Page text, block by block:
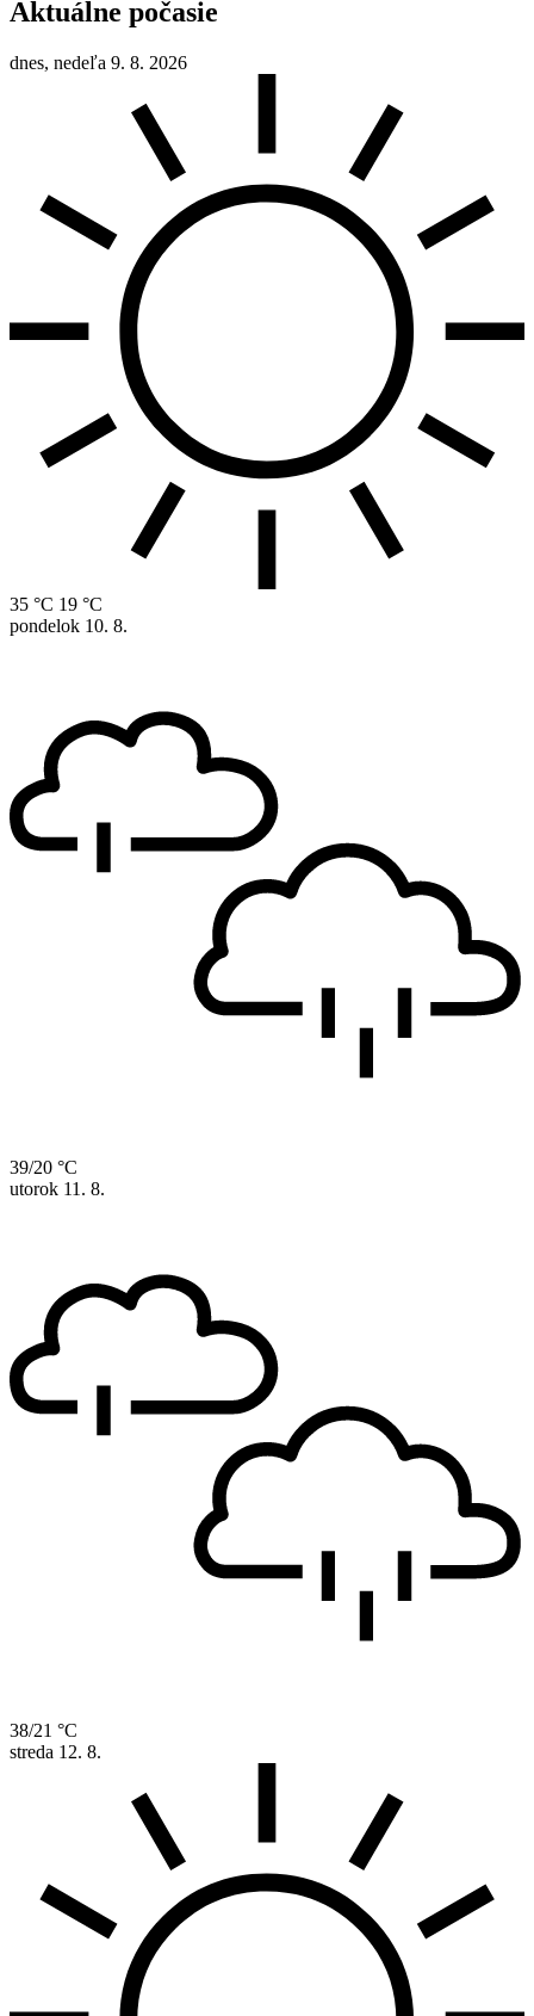
Aktuálne počasie
dnes, nedeľa 9. 8. 2026
35 °C 19 °C
pondelok 10. 8.
39/20 °C
utorok 11. 8.
38/21 °C
streda 12. 8.